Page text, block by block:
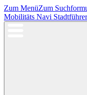
Zum MenüZum
Mobilitäts Navi